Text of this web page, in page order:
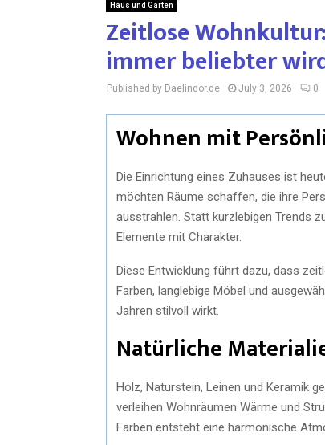
Haus und Garten
Zeitlose
immer beliebter
Published by Daelindor.de July 3, 2026 0
Wohnen mit
Die Einrichtung eines Zuhauses ist
möchten Räume schaffen, die ihre
ausstrahlen. Statt kurzlebigen Trends
Elemente mit Charakter.
Diese Entwicklung führt dazu, dass
Farben, langlebige Möbel und
Jahren stilvoll wirkt.
Natürliche
Holz, Naturstein, Leinen und Keramik
verleihen Wohnräumen Wärme und
Farben entsteht eine harmonische